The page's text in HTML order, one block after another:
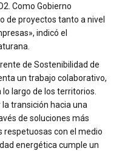
Como Gobierno
de proyectos tanto a nivel
indicó el
de Sostenibilidad de
un trabajo colaborativo,
largo de los territorios.
transición hacia una
de soluciones más
con el medio
energética cumple un